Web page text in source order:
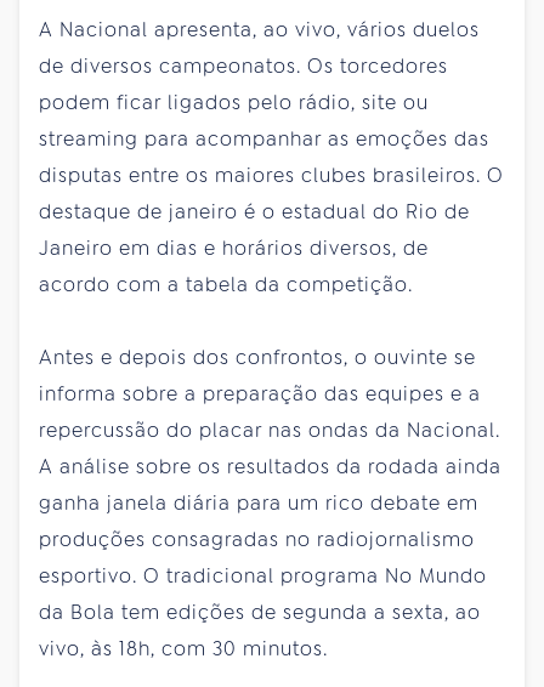
A Nacional apresenta, ao vivo, vários duelos
de diversos campeonatos. Os torcedores
podem ficar ligados pelo rádio, site ou
streaming para acompanhar as emoções das
disputas entre os maiores clubes brasileiros. O
destaque de janeiro é o estadual do Rio de
Janeiro em dias e horários diversos, de
acordo com a tabela da competição.
Antes e depois dos confrontos, o ouvinte se
informa sobre a preparação das equipes e a
repercussão do placar nas ondas da Nacional.
A análise sobre os resultados da rodada ainda
ganha janela diária para um rico debate em
produções consagradas no radiojornalismo
esportivo. O tradicional programa No Mundo
da Bola tem edições de segunda a sexta, ao
vivo, às 18h, com 30 minutos.